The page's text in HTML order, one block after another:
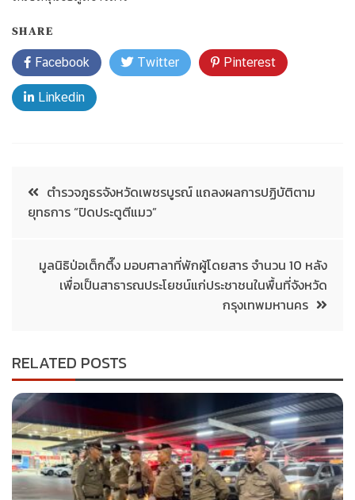
SHARE
Facebook Twitter Pinterest
Linkedin
ตำรวจภูธรจังหวัดเพชรบูรณ์ แถลงผลการปฏิบัติตาม
ยุทธการ “ปิดประตูตีแมว”
มูลนิธิป่อเต็กตึ๊ง มอบศาลาที่พักผู้โดยสาร จำนวน 10 หลัง
เพื่อเป็นสาธารณประโยชน์แก่ประชาชนในพื้นที่จังหวัด
กรุงเทพมหานคร
RELATED POSTS